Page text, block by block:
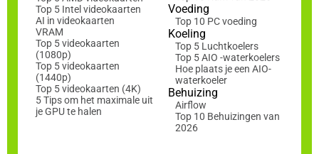
Top 5 Intel videokaarten
AI in videokaarten
VRAM
Top 5 videokaarten
(1080p)
Top 5 videokaarten
(1440p)
Top 5 videokaarten (4K)
5 Tips om het maximale uit
je GPU te halen
Voeding
Top 10 PC voeding
Koeling
Top 5 Luchtkoelers
Top 5 AIO -waterkoelers
Hoe plaats je een AIO-
waterkoeler
Behuizing
Airflow
Top 10 Behuizingen van
2026